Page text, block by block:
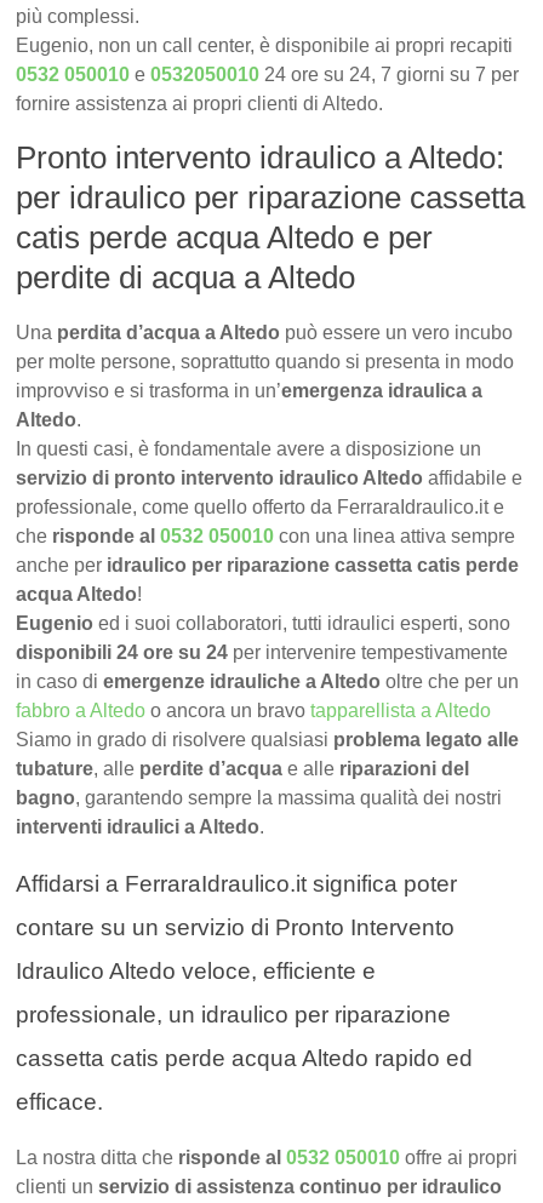
più complessi.
Eugenio, non un call center, è disponibile ai propri recapiti
0532 050010 e0532050010 24 ore su 24, 7 giorni su 7 per
fornire assistenza ai propri clienti di Altedo.
Pronto intervento idraulico a Altedo:
per idraulico per riparazione cassetta
catis perde acqua Altedo e per
perdite di acqua a Altedo
Una perdita d’acqua a Altedo può essere un vero incubo
per molte persone, soprattutto quando si presenta in modo
improvviso e si trasforma in un’emergenza idraulica a
Altedo.
In questi casi, è fondamentale avere a disposizione un
servizio di pronto intervento idraulico Altedoaffidabile e
professionale, come quello offerto da FerraraIdraulico.it e
che risponde al0532 050010 con una linea attiva sempre
anche per idraulico per riparazione cassetta catis perde
acqua Altedo!
Eugenio ed i suoi collaboratori, tutti idraulici esperti, sono
disponibili 24 ore su 24 per intervenire tempestivamente
in caso diemergenze idrauliche a Altedooltre che per un
fabbro a Altedo o ancora un bravotapparellista a Altedo
Siamo in grado di risolvere qualsiasi problema legato alle
tubature, alle perdite d’acqua e alle riparazioni del
bagno, garantendo sempre la massima qualità dei nostri
interventi idraulici a Altedo.
Affidarsi a FerraraIdraulico.it significa poter
contare su un servizio di Pronto Intervento
Idraulico Altedo veloce, efficiente e
professionale, un idraulico per riparazione
cassetta catis perde acqua Altedo rapido ed
efficace.
La nostra ditta che risponde al0532 050010 offre ai propri
clienti unservizio di assistenza continuo per idraulico